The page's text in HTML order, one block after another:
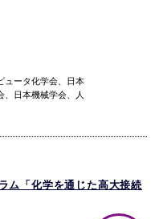
ータ化学会、日本
、日本機械学会、人
ム「化学を通じた高大接続